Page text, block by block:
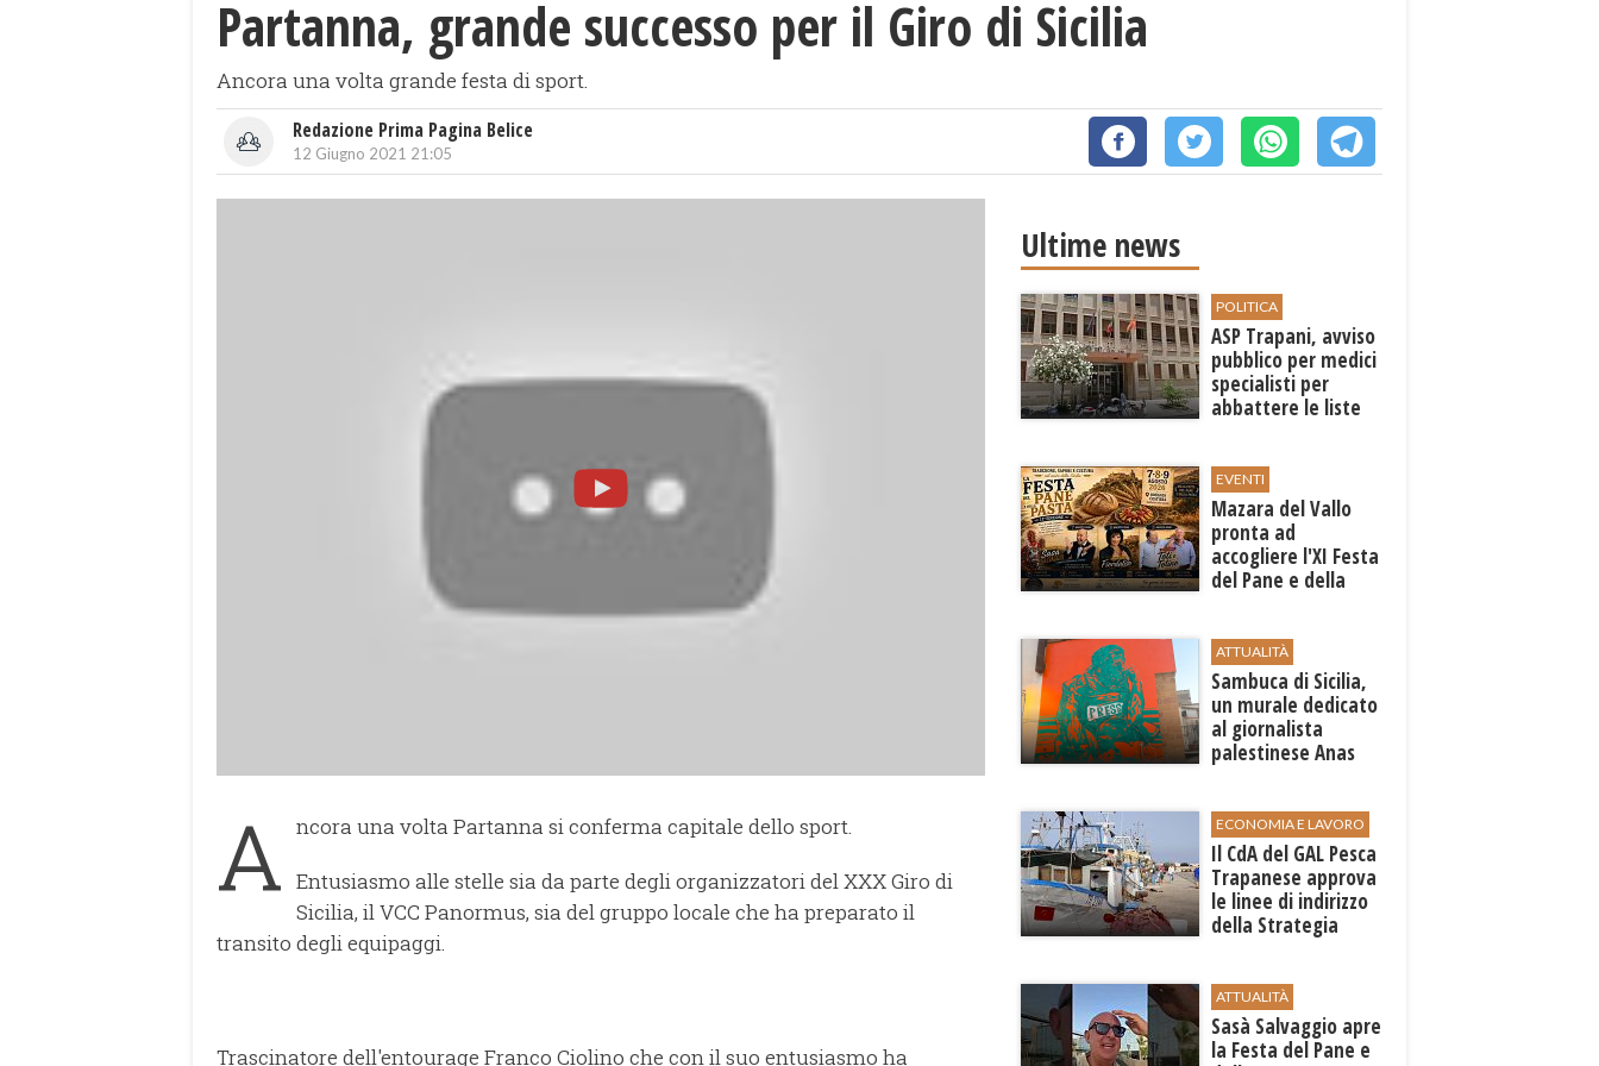
Partanna, grande successo per il Giro di Sicilia
Ancora una volta grande festa di sport.
Redazione Prima Pagina Belice
12 Giugno 2021 21:05
A ncora una volta Partanna si conferma capitale dello sport.
Entusiasmo alle stelle sia da parte degli organizzatori del XXX Giro di
Sicilia, il VCC Panormus, sia del gruppo locale che ha preparato il
transito degli equipaggi.
Trascinatore dell'entourage Franco Ciolino che con il suo entusiasmo ha
Ultime news
POLITICA
ASP Trapani, avviso
pubblico per medici
specialisti per
abbattere le liste
EVENTI
Mazara del Vallo
pronta ad
accogliere l'XI Festa
del Pane e della
ATTUALITÀ
Sambuca di Sicilia,
un murale dedicato
al giornalista
palestinese Anas
ECONOMIA E LAVORO
Il CdA del GAL Pesca
Trapanese approva
le linee di indirizzo
della Strategia
ATTUALITÀ
Sasà Salvaggio apre
la Festa del Pane e